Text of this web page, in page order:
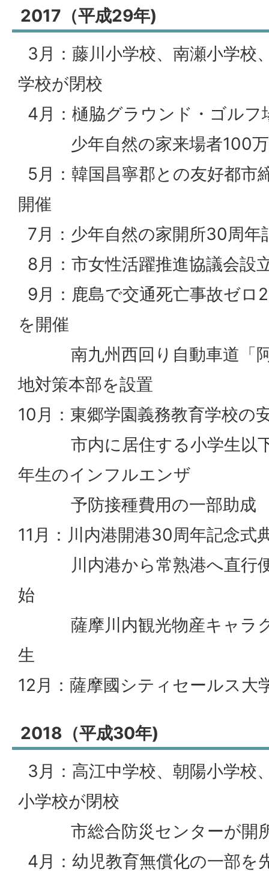
2017（平成29年)
3月：藤川小学校、南瀬小学校
学校が閉校
4月：樋脇グラウンド・ゴルフ
少年自然の家来場者100万
5月：韓国昌寧郡との友好都市
開催
7月：少年自然の家開所30周年
8月：市女性活躍推進協議会設
9月：鹿島で交通死亡事故ゼロ
を開催
南九州西回り自動車道「阿
地対策本部を設置
10月：東郷学園義務教育学校の
市内に居住する小学生以下
年生のインフルエンザ
予防接種費用の一部助成
11月：川内港開港30周年記念式
川内港から常熟港へ直行便
始
薩摩川内観光物産キャラク
生
12月：薩摩國シティセールス大
2018（平成30年)
3月：高江中学校、朝陽小学校
小学校が閉校
市総合防災センターが開
4月：幼児教育無償化の一部を